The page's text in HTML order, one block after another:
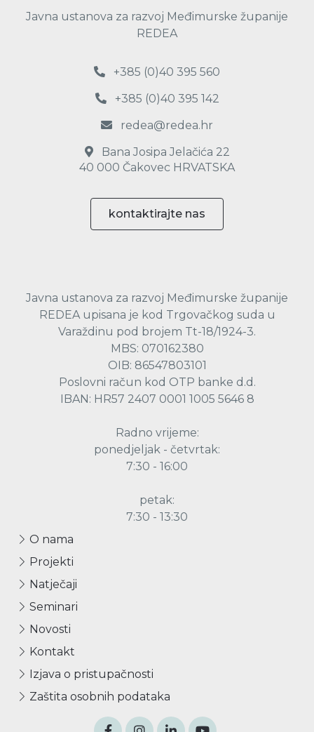
Javna ustanova za razvoj Međimurske županije
REDEA
+385 (0)40 395 560
+385 (0)40 395 142
redea@redea.hr
Bana Josipa Jelačića 22
40 000 Čakovec HRVATSKA
kontaktirajte nas
Javna ustanova za razvoj Međimurske županije
REDEA upisana je kod Trgovačkog suda u
Varaždinu pod brojem Tt-18/1924-3.
MBS: 070162380
OIB: 86547803101
Poslovni račun kod OTP banke d.d.
IBAN: HR57 2407 0001 1005 5646 8
Radno vrijeme:
ponedjeljak - četvrtak:
7:30 - 16:00
petak:
7:30 - 13:30
O nama
Projekti
Natječaji
Seminari
Novosti
Kontakt
Izjava o pristupačnosti
Zaštita osobnih podataka